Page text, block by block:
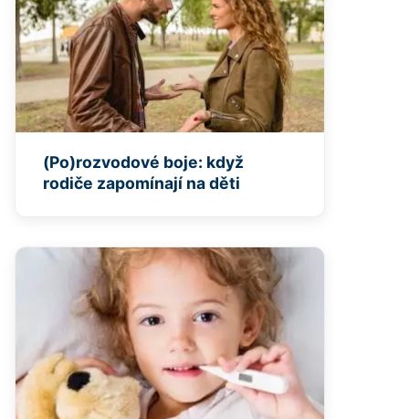
(Po)rozvodové boje: když
rodiče zapomínají na děti